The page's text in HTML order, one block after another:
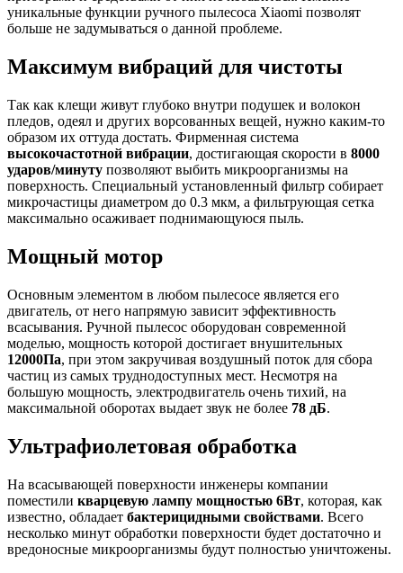
уникальные функции ручного пылесоса Xiaomi позволят
больше не задумываться о данной проблеме.
Максимум вибраций для чистоты
Так как клещи живут глубоко внутри подушек и волокон
пледов, одеял и других ворсованных вещей, нужно каким-то
образом их оттуда достать. Фирменная система
высокочастотной вибрации, достигающая скорости в 8000
ударов/минуту позволяют выбить микроорганизмы на
поверхность. Специальный установленный фильтр собирает
микрочастицы диаметром до 0.3 мкм, а фильтрующая сетка
максимально осаживает поднимающуюся пыль.
Мощный мотор
Основным элементом в любом пылесосе является его
двигатель, от него напрямую зависит эффективность
всасывания. Ручной пылесос оборудован современной
моделью, мощность которой достигает внушительных
12000Па, при этом закручивая воздушный поток для сбора
частиц из самых труднодоступных мест. Несмотря на
большую мощность, электродвигатель очень тихий, на
максимальной оборотах выдает звук не более 78 дБ.
Ультрафиолетовая обработка
На всасывающей поверхности инженеры компании
поместили кварцевую лампу мощностью 6Вт, которая, как
известно, обладает бактерицидными свойствами. Всего
несколько минут обработки поверхности будет достаточно и
вредоносные микроорганизмы будут полностью уничтожены.